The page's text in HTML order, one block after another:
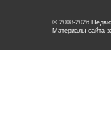
© 2008-2026
Материалы сайта